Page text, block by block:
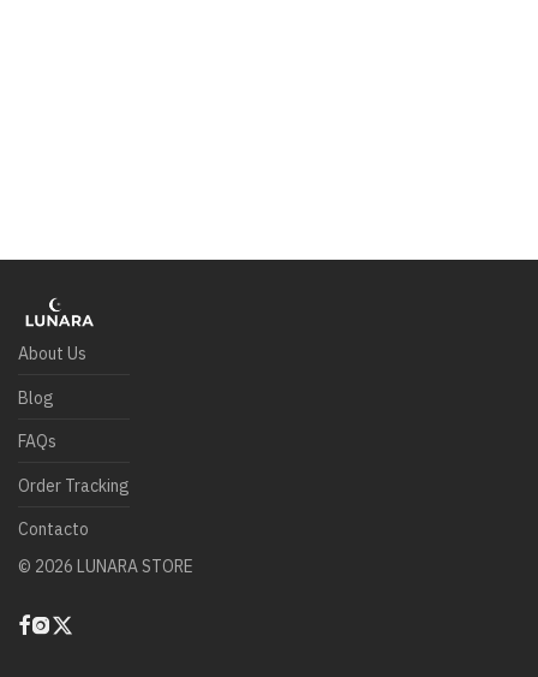
About Us
Blog
FAQs
Order Tracking
Contacto
© 2026 LUNARA STORE